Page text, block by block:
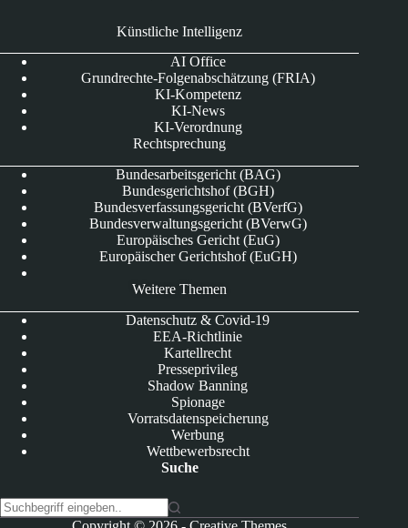
Künstliche Intelligenz
AI Office
Grundrechte-Folgenabschätzung (FRIA)
KI-Kompetenz
KI-News
KI-Verordnung
Rechtsprechung
Bundesarbeitsgericht (BAG)
Bundesgerichtshof (BGH)
Bundesverfassungsgericht (BVerfG)
Bundesverwaltungsgericht (BVerwG)
Europäisches Gericht (EuG)
Europäischer Gerichtshof (EuGH)
Weitere Themen
Datenschutz & Covid-19
EEA-Richtlinie
Kartellrecht
Presseprivileg
Shadow Banning
Spionage
Vorratsdatenspeicherung
Werbung
Wettbewerbsrecht
Suche